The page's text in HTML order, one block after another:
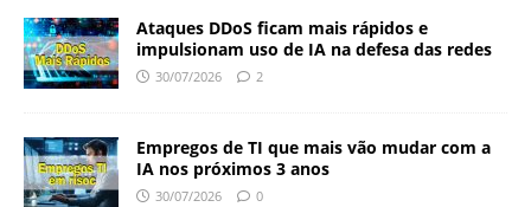
Ataques DDoS ficam mais rápidos e
impulsionam uso de IA na defesa das redes
30/07/2026 2
Empregos de TI que mais vão mudar com a
IA nos próximos 3 anos
30/07/2026 0